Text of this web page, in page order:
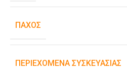
ΠΆΧΟΣ
ΠΕΡΙΕΧΌΜΕΝΑ ΣΥΣΚΕΥΑΣΊΑΣ